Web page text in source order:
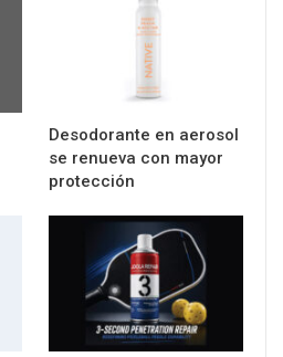
Desodorante en aerosol
se renueva con mayor
protección